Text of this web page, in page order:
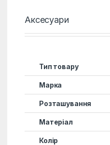
Аксесуари
Тип товару
Марка
Розташування
Матеріал
Колір